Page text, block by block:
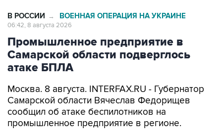
В РОССИИ → ВОЕННАЯ ОПЕРАЦИЯ НА УКРАИНЕ
06:42, 8 августа 2026
Промышленное предприятие в
Самарской области подверглось
атаке БПЛА
Москва. 8 августа. INTERFAX.RU - Губернатор
Самарской области Вячеслав Федорищев
сообщил об атаке беспилотников на
промышленное предприятие в регионе.